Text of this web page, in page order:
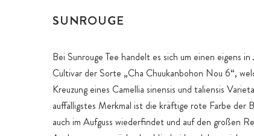
SUNROUGE
Bei Sunrouge Tee handelt es sich um einen eigens
Cultivar der Sorte „Cha Chuukanbohon Nou 6“,
Kreuzung eines Camellia sinensis und taliensis
auffälligstes Merkmal ist die kräftige rote Farbe der
auch im Aufguss wiederfindet und auf den großen